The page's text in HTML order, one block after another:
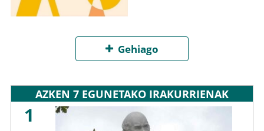
Gehiago
AZKEN 7 EGUNETAKO IRAKURRIENAK
1